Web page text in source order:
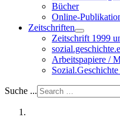
Bücher
Online-
Zeitschriften
Zeitschrift 1999
Arbeitspapiere /
Suche ...